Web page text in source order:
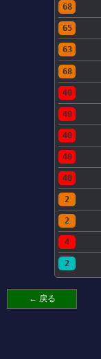
68
65
63
68
40
40
40
40
40
2
2
4
2
← 戻る